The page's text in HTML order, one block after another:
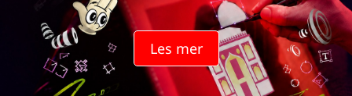
Les mer